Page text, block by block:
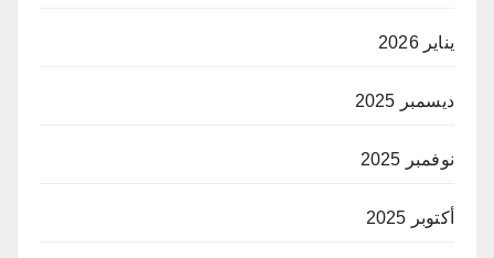
يناير 2026
ديسمبر 2025
نوفمبر 2025
أكتوبر 2025